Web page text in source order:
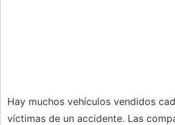
Hay muchos vehículos vendidos
víctimas de un accidente. Las